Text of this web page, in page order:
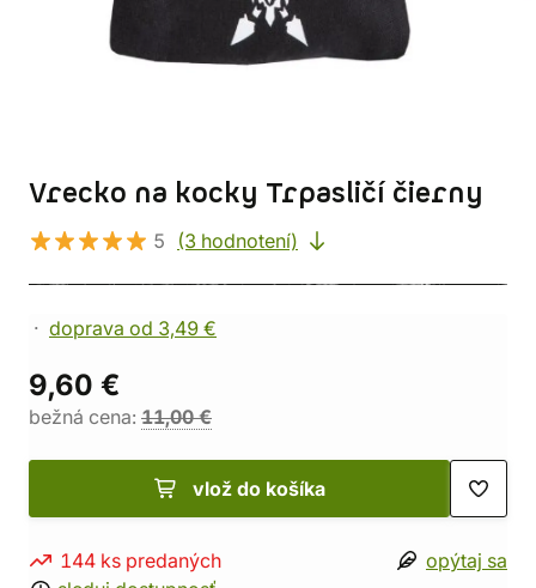
Vrecko na kocky Trpasličí čierny
5 (3 hodnotení)
doprava od 3,49 €
9,60 €
bežná cena: 11,00 €
vlož do košíka
144 ks predaných
opýtaj sa